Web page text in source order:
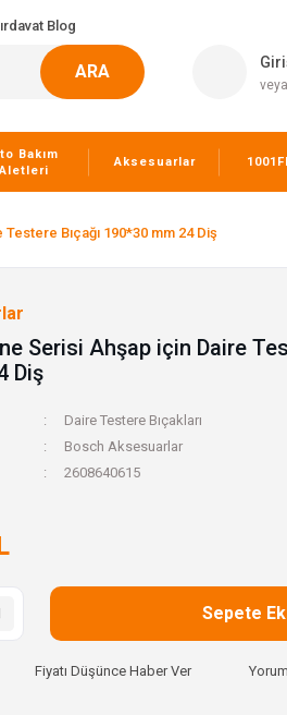
Blog
ARA
Bakım
Aletleri
Aksesuarlar
Bıçağı 190*30 mm 24 Diş
Serisi Ahşap için Daire
Diş
Daire Testere Bıçakları
Bosch Aksesuarlar
2608640615
Sepete
Fiyatı Düşünce Haber Ver